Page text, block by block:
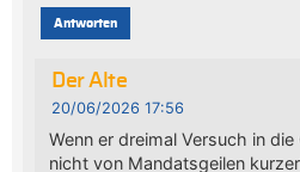
Antworten
Der Alte
20/06/2026 17:56
Wenn er dreimal Versuch in
nicht von Mandatsgeilen